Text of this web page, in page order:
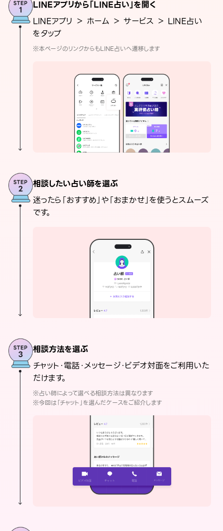
LINEアプリから「LINE占い」を開く
LINEアプリ ＞ ホーム ＞ サービス ＞ LINE占い
をタップ
※本ページのリンクからもLINE占いへ遷移します
相談したい占い師を選ぶ
迷ったら「おすすめ」や「おまかせ」を使うとスムーズ
です。
相談方法を選ぶ
チャット・電話・メッセージ・ビデオ対面をご利用いた
だけます。
※占い師によって選べる相談方法は異なります
※今回は「チャット」を選んだケースをご紹介します